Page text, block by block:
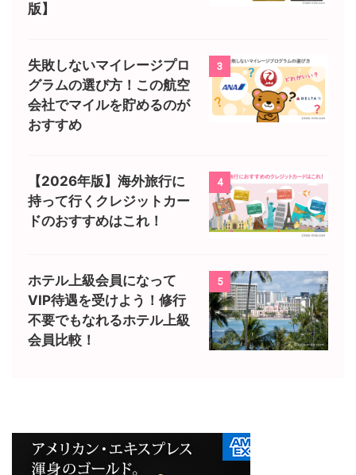
版】
3
失敗しないマイレージプロ
グラムの選び方！この航空
会社でマイルを貯めるのが
おすすめ
4
【2026年版】海外旅行に
持って行くクレジットカー
ドのおすすめはこれ！
5
ホテル上級会員になって
VIP待遇を受けよう！修行
不要でもなれるホテル上級
会員比較！